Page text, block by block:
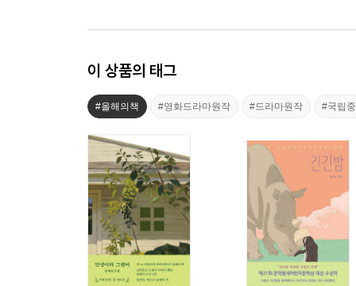
이 상품의 태그
#올해의책 #영화드라마원작 #드라마원작 #국립